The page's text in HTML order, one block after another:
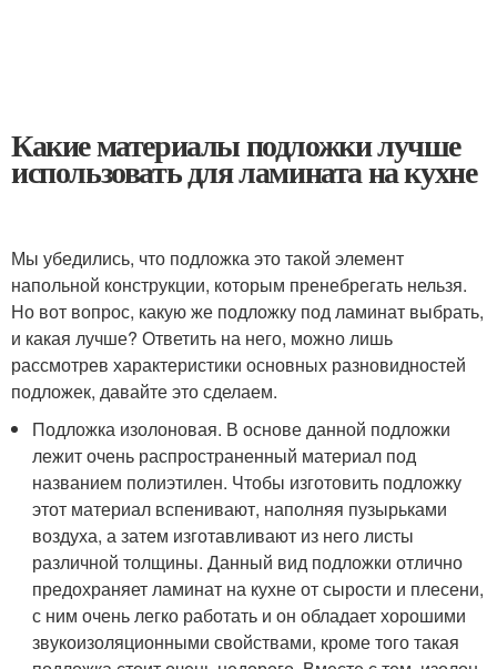
Какие материалы подложки лучше
использовать для ламината на кухне
Мы убедились, что подложка это такой элемент
напольной конструкции, которым пренебрегать нельзя.
Но вот вопрос, какую же подложку под ламинат выбрать,
и какая лучше? Ответить на него, можно лишь
рассмотрев характеристики основных разновидностей
подложек, давайте это сделаем.
Подложка изолоновая. В основе данной подложки
лежит очень распространенный материал под
названием полиэтилен. Чтобы изготовить подложку
этот материал вспенивают, наполняя пузырьками
воздуха, а затем изготавливают из него листы
различной толщины. Данный вид подложки отлично
предохраняет ламинат на кухне от сырости и плесени,
с ним очень легко работать и он обладает хорошими
звукоизоляционными свойствами, кроме того такая